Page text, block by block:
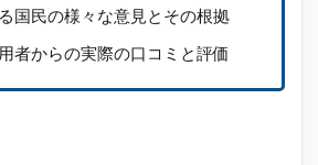
国民の様々な意見とその根拠
者からの実際の口コミと評価